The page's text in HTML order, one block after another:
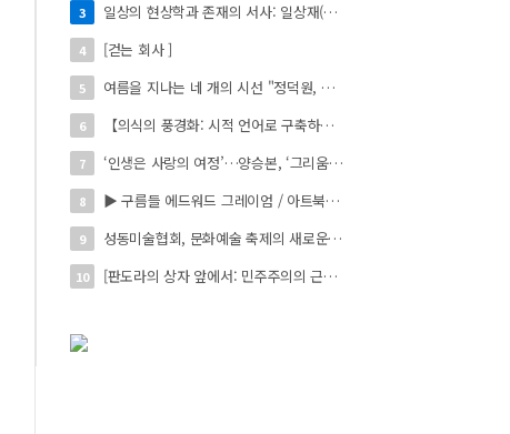
3 일상의 현상학과 존재의 서사: 일상재(日常材)의 시적 환치와 자아 성찰】
4 [걷는 회사 ]
5 여름을 지나는 네 개의 시선 "정덕원, 나지윤, 민선홍, 정윤하 작가" 4인 展
6 【의식의 풍경화: 시적 언어로 구축하는 실존의 미학】
7 ‘인생은 사랑의 여정’…양승본, ‘그리움의 빛’
8 ▶ 구름들 에드워드 그레이엄 / 아트북스 / 288쪽
9 성동미술협회, 문화예술 축제의 새로운 시작 ‘2026 서울숲 국제 아트 페스타’ 개최
10 [판도라의 상자 앞에서: 민주주의의 근원을 묻다]